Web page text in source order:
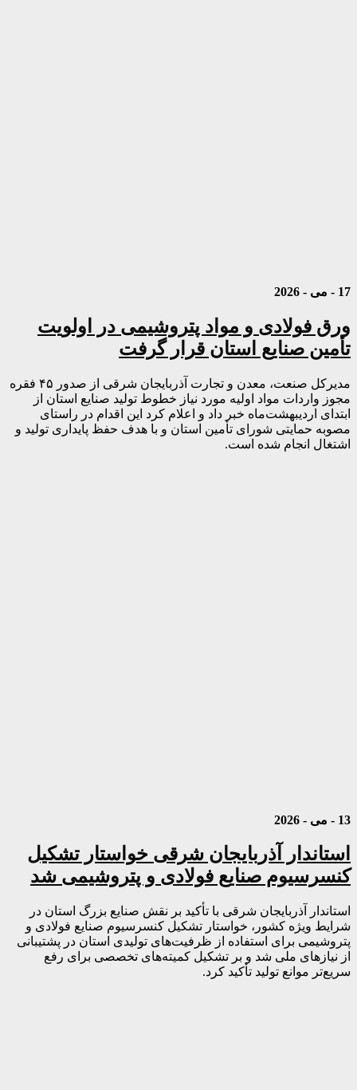
17 - می - 2026
ورق فولادی و مواد پتروشیمی در اولویت
تأمین صنایع استان قرار گرفت
مدیرکل صنعت، معدن و تجارت آذربایجان شرقی از صدور ۴۵ فقره
مجوز واردات مواد اولیه مورد نیاز خطوط تولید صنایع استان از
ابتدای اردیبهشت‌ماه خبر داد و اعلام کرد این اقدام در راستای
مصوبه حمایتی شورای تأمین استان و با هدف حفظ پایداری تولید و
اشتغال انجام شده است.
13 - می - 2026
استاندار آذربایجان شرقی خواستار تشکیل
کنسرسیوم صنایع فولادی و پتروشیمی شد
استاندار آذربایجان شرقی با تأکید بر نقش صنایع بزرگ استان در
شرایط ویژه کشور، خواستار تشکیل کنسرسیوم صنایع فولادی و
پتروشیمی برای استفاده از ظرفیت‌های تولیدی استان در پشتیبانی
از نیازهای ملی شد و بر تشکیل کمیته‌های تخصصی برای رفع
سریع‌تر موانع تولید تأکید کرد.